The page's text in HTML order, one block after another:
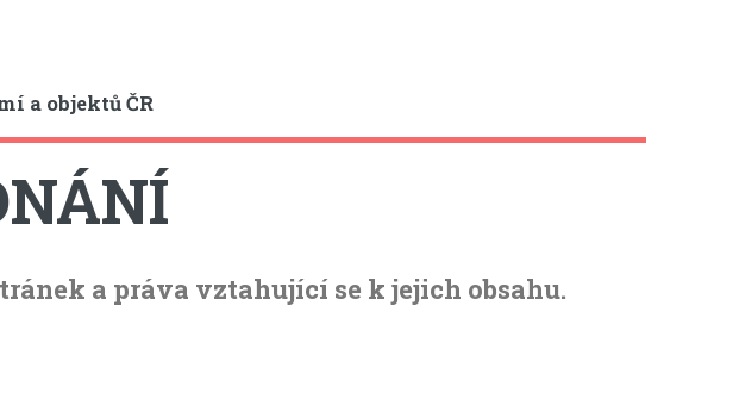
a objektů ČR
a práva vztahující se k jejich obsahu.